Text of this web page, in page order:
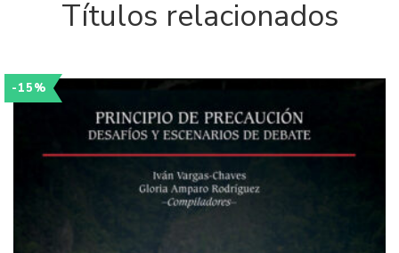
Títulos relacionados
-15%